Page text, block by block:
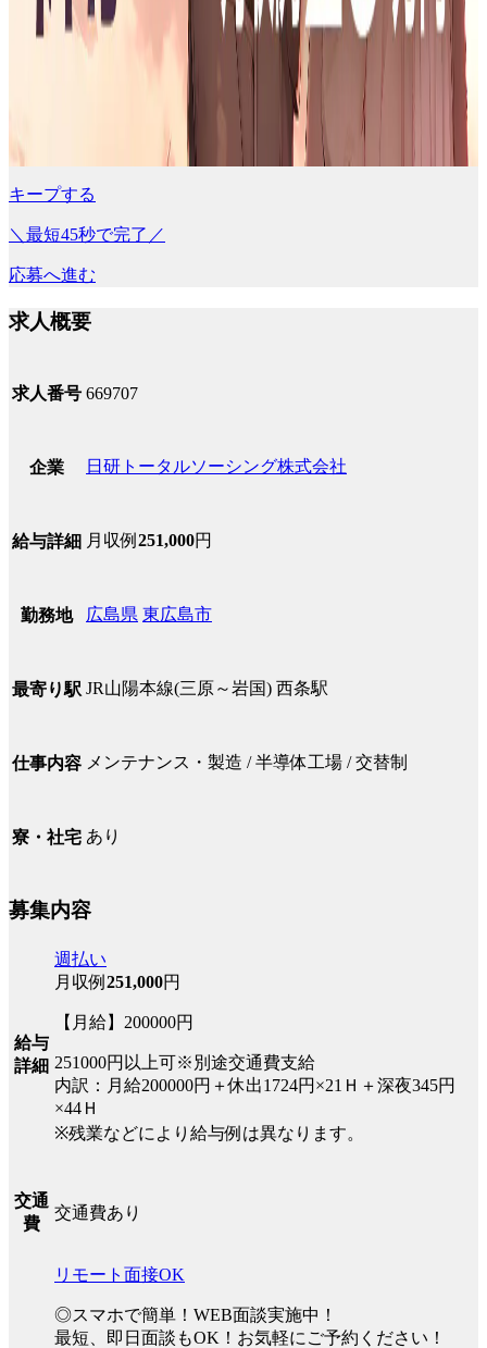
キープする
＼最短45秒で完了／
応募へ進む
求人概要
求人番号 669707
企業 日研トータルソーシング株式会社
給与詳細 月収例 251,000円
勤務地 広島県 東広島市
最寄り駅 JR山陽本線(三原～岩国) 西条駅
仕事内容 メンテナンス・製造 / 半導体工場 / 交替制
寮・社宅 あり
募集内容
給与
詳細
週払い
月収例 251,000円
【月給】200000円
251000円以上可※別途交通費支給
内訳：月給200000円＋休出1724円×21Ｈ＋深夜345円
×44Ｈ
※残業などにより給与例は異なります。
交通
費
交通費あり
リモート面接OK
◎スマホで簡単！WEB面談実施中！
最短、即日面談もOK！お気軽にご予約ください！